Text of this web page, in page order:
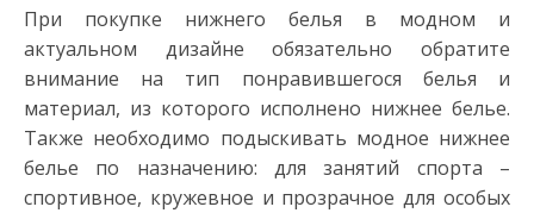
При покупке нижнего белья в модном и
актуальном дизайне обязательно обратите
внимание на тип понравившегося белья и
материал, из которого исполнено нижнее белье.
Также необходимо подыскивать модное нижнее
белье по назначению: для занятий спорта –
спортивное, кружевное и прозрачное для особых